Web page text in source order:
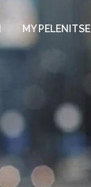
MY PELENITSE